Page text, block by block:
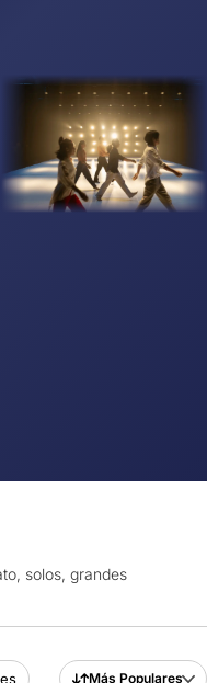
solos, grandes
Más Populares